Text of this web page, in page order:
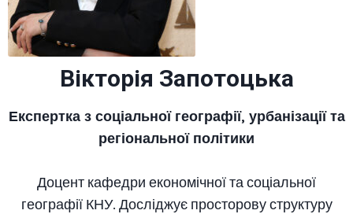
Вікторія Запотоцька
Експертка з соціальної географії, урбанізації та
регіональної політики
Доцент кафедри економічної та соціальної
географії КНУ. Досліджує просторову структуру